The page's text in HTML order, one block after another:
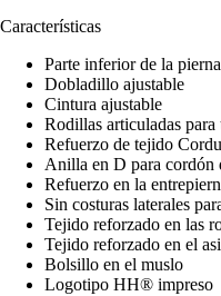
Características
Parte inferior de la
Dobladillo ajustable
Cintura ajustable
Rodillas articuladas
Refuerzo de tejido
Anilla en D para cordón
Refuerzo en la
Sin costuras laterales
Tejido reforzado en las
Tejido reforzado en el
Bolsillo en el muslo
Logotipo HH® impreso